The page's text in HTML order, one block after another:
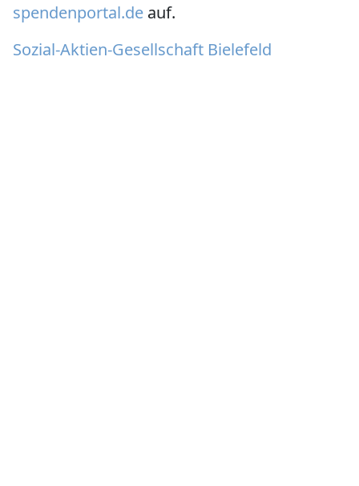
spendenportal.de auf.
Sozial-Aktien-Gesellschaft Bielefeld